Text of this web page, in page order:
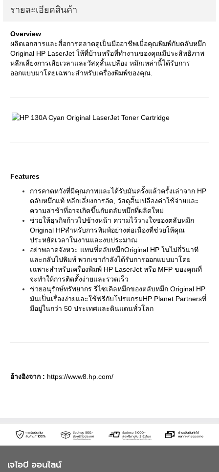
รายละเอียดสินค้า
Overview
ผลิตเอกสารและสื่อการตลาดดูเป็นมืออาชีพเมื่อคุณพิมพ์กับตลับหมึก
Original HP LaserJet ให้ที่บ้านหรือที่ทำงานของคุณมีประสิทธิภาพ
หลีกเลี่ยงการเสียเวลาและวัสดุสิ้นเปลือง หมึกเหล่านี้ได้รับการ
ออกแบบมาโดยเฉพาะสำหรับเครื่องพิมพ์ของคุณ.
Features
การคาดหวังที่มีคุณภาพและได้รับมันครั้งแล้วครั้งเล่าจาก HP
ตลับหมึกแท้ หลีกเลี่ยงการอัด, วัสดุสิ้นเปลืองค่าใช้จ่ายและ
ความล่าช้าที่อาจเกิดขึ้นกับตลับหมึกที่ผลิตใหม่
ช่วยให้ธุรกิจก้าวไปข้างหน้า ความไว้วางใจของตลับหมึก
Original HPสำหรับการพิมพ์อย่างต่อเนื่องที่ช่วยให้คุณ
ประหยัดเวลาในงานและงบประมาณ
อย่าพลาดจังหวะ แทนที่ตลับหมึกOriginal HP ในไม่กี่วินาที
และกลับไปพิมพ์ พวกเขากำลังได้รับการออกแบบมาโดย
เฉพาะสำหรับเครื่องพิมพ์ HP LaserJet หรือ MFP ของคุณที่
จะทำให้การติดตั้งง่ายและรวดเร็ว
ช่วยอนุรักษ์ทรัพยากร รีไซเคิลหมึกของตลับหมึก Original HP
มันเป็นเรื่องง่ายและใช้ฟรีกับโปรแกรมHP Planet Partnersที่
มีอยู่ในกว่า 50 ประเทศและดินแดนทั่วโลก
อ้างอิงจาก : https://www8.hp.com/
เจไอบี ออนไลน์